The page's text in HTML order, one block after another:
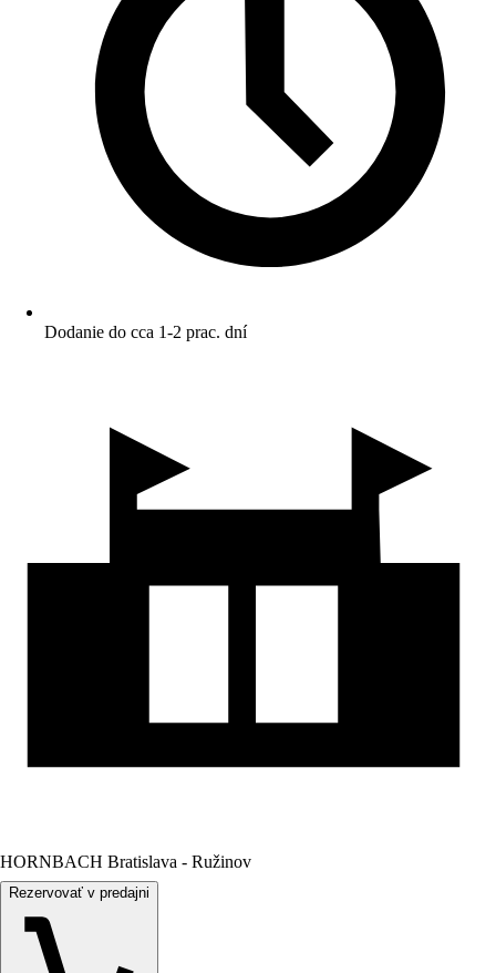
Dodanie do cca 1-2 prac. dní
HORNBACH Bratislava - Ružinov
Rezervovať v predajni